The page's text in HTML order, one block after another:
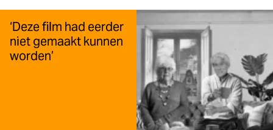
‘Deze film had eerder
niet gemaakt kunnen
worden’